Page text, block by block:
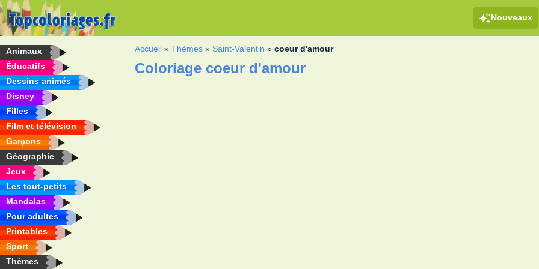
Nouveaux
Animaux
Éducatifs
Dessins animés
Disney
Filles
Film et télévision
Garçons
Géographie
Jeux
Les tout-petits
Mandalas
Pour adultes
Printables
Sport
Thèmes
Accueil »Thèmes » Saint-Valentin »coeur d'amour
Coloriage coeur d'amour